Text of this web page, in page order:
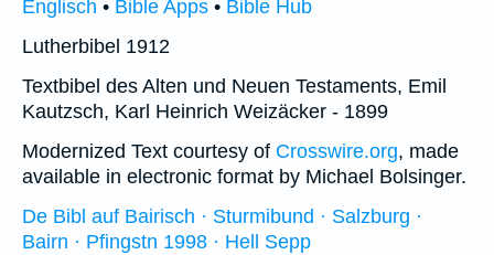
Englisch • Bible Apps • Bible Hub
Lutherbibel 1912
Textbibel des Alten und Neuen Testaments, Emil
Kautzsch, Karl Heinrich Weizäcker - 1899
Modernized Text courtesy of Crosswire.org, made
available in electronic format by Michael Bolsinger.
De Bibl auf Bairisch · Sturmibund · Salzburg ·
Bairn · Pfingstn 1998 · Hell Sepp